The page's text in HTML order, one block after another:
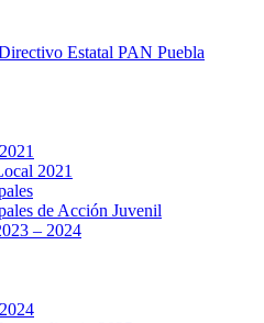
Estatal PAN Puebla
2021
de Acción Juvenil
– 2024